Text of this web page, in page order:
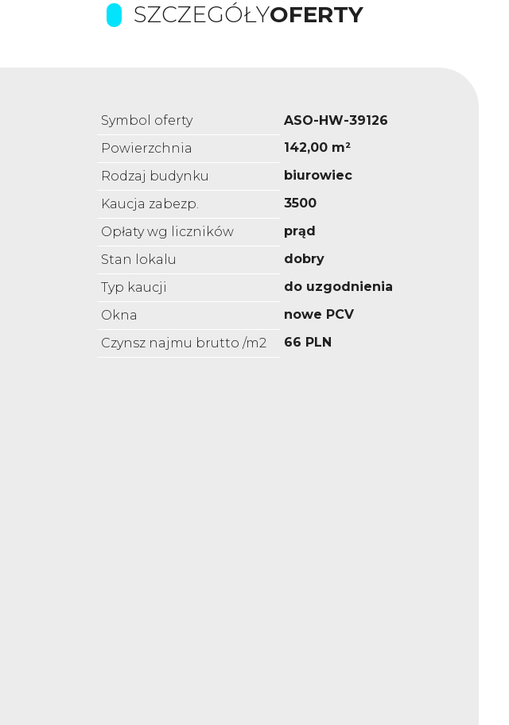
SZCZEGÓŁYOFERTY
Symbol oferty
ASO-HW-39126
Powierzchnia
142,00 m²
Rodzaj budynku
biurowiec
Kaucja zabezp.
3500
Opłaty wg liczników
prąd
Stan lokalu
dobry
Typ kaucji
do uzgodnienia
Okna
nowe PCV
Czynsz najmu brutto /m2
66 PLN